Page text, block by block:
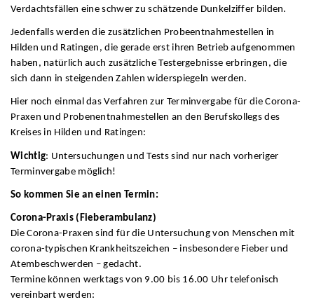
Verdachtsfällen eine schwer zu schätzende Dunkelziffer bilden.
Jedenfalls werden die zusätzlichen Probeentnahmestellen in
Hilden und Ratingen, die gerade erst ihren Betrieb aufgenommen
haben, natürlich auch zusätzliche Testergebnisse erbringen, die
sich dann in steigenden Zahlen widerspiegeln werden.
Hier noch einmal das Verfahren zur Terminvergabe für die Corona-
Praxen und Probenentnahmestellen an den Berufskollegs des
Kreises in Hilden und Ratingen:
Wichtig: Untersuchungen und Tests sind nur nach vorheriger
Terminvergabe möglich!
So kommen Sie an einen Termin:
Corona-Praxis (Fieberambulanz)
Die Corona-Praxen sind für die Untersuchung von Menschen mit
corona-typischen Krankheitszeichen – insbesondere Fieber und
Atembeschwerden – gedacht.
Termine können werktags von 9.00 bis 16.00 Uhr telefonisch
vereinbart werden: